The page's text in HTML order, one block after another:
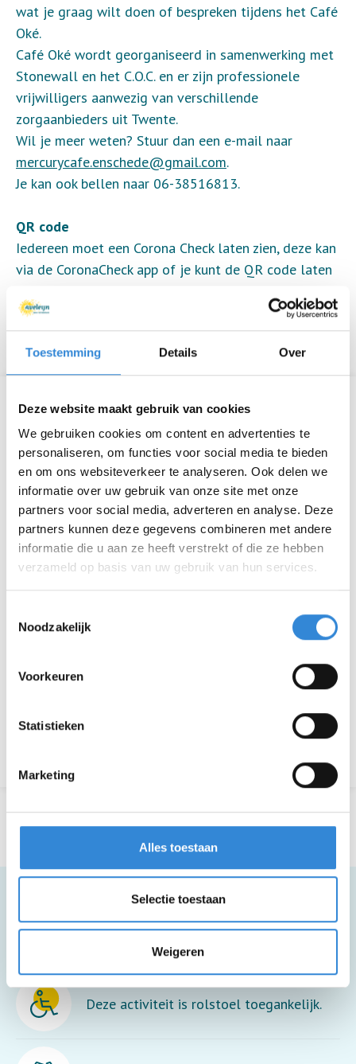
Toestemming Details Over
Deze website maakt gebruik van cookies
We gebruiken cookies om content en advertenties te
personaliseren, om functies voor social media te bieden
en om ons websiteverkeer te analyseren. Ook delen we
informatie over uw gebruik van onze site met onze
partners voor social media, adverteren en analyse. Deze
partners kunnen deze gegevens combineren met andere
informatie die u aan ze heeft verstrekt of die ze hebben
verzameld op basis van uw gebruik van hun services.
Noodzakelijk
Voorkeuren
Statistieken
Marketing
Alles toestaan
Selectie toestaan
Weigeren
Informatie
Datum
wo 12 okt.
Tijd
19:30 - 22:00
Locatie
Café Stonewall, Enschede
Thema
Ontmoeten
Kosten
Geen
Deelnemers
wat je graag wilt doen of bespreken tijdens het Café
Oké.
Café Oké wordt georganiseerd in samenwerking met
Stonewall en het C.O.C. en er zijn professionele
vrijwilligers aanwezig van verschillende
zorgaanbieders uit Twente.
Wil je meer weten? Stuur dan een e-mail naar
mercurycafe.enschede@gmail.com.
Je kan ook bellen naar 06-38516813.
QR code
Iedereen moet een Corona Check laten zien, deze kan
via de CoronaCheck app of je kunt de QR code laten
meenemen. De barvrijwilligers zullen dit bij de deur
controleren.
Meer informatie
Deze activiteit is rolstoel toegankelijk.